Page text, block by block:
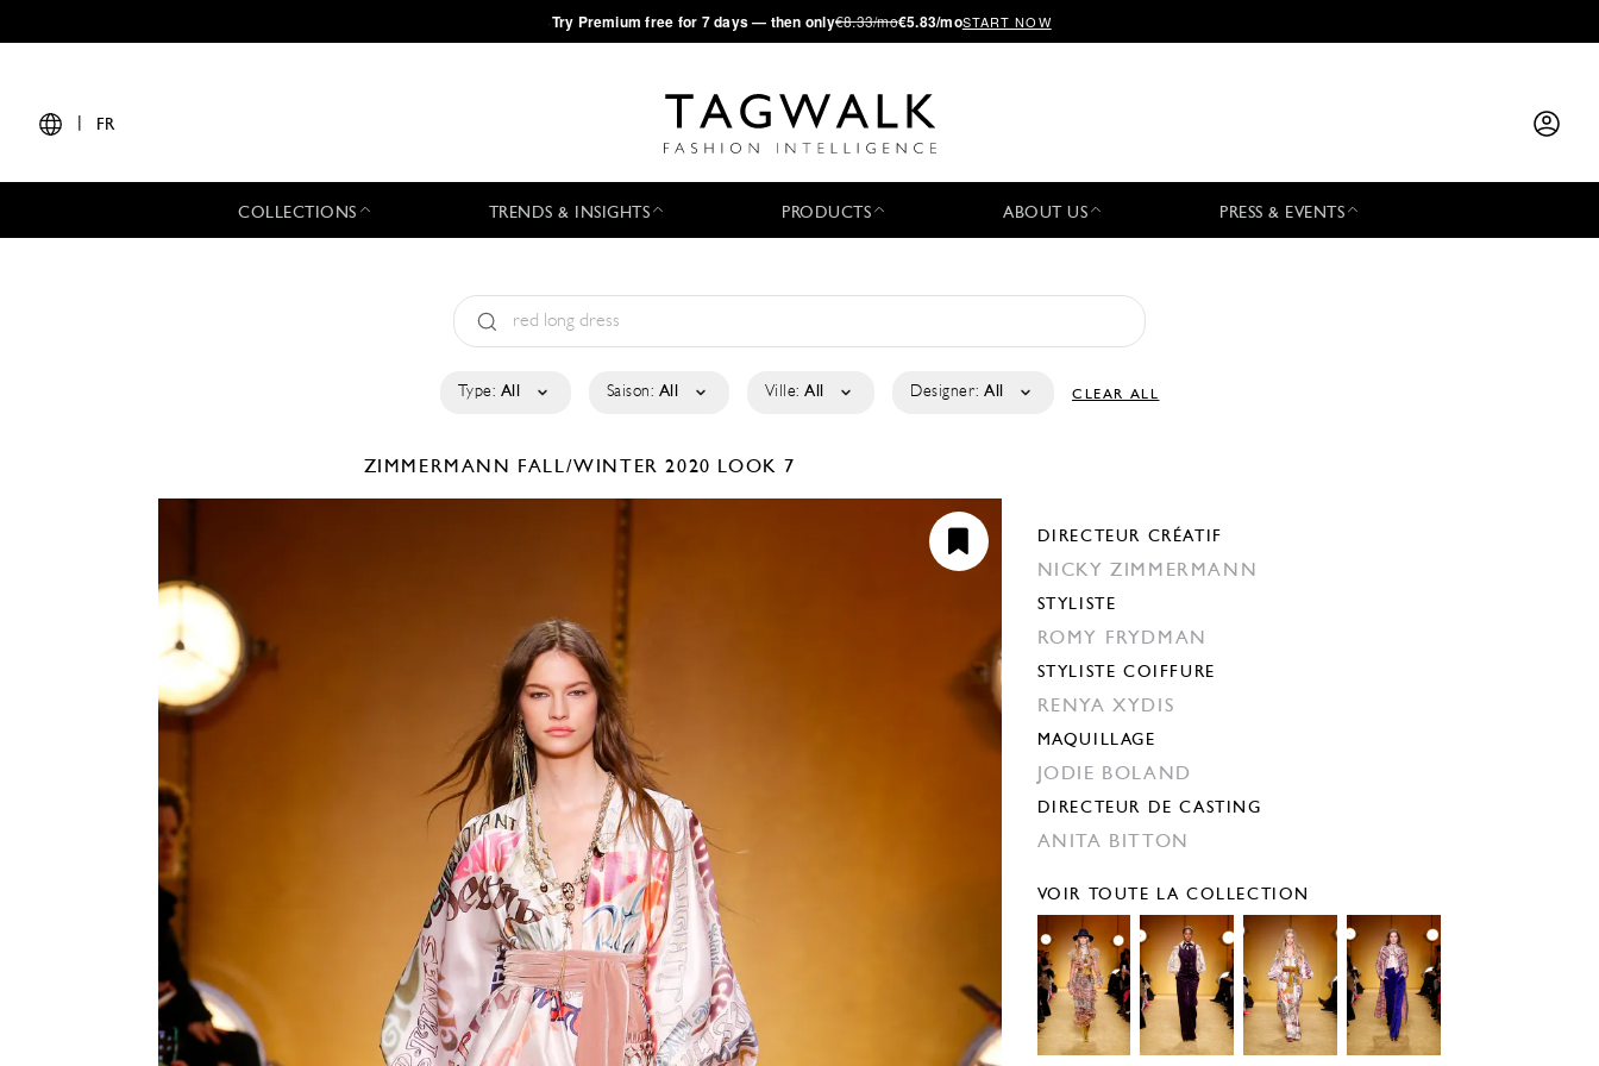
·Try Premium free for 7 days — then only€8.33/mo€5.83/moSTART NOW
FR
COLLECTIONS TRENDS & INSIGHTS PRODUCTS ABOUT US PRESS & EVENTS
Type: All Saison: All Ville: All Designer: All CLEAR ALL
ZIMMERMANN FALL/WINTER 2020 LOOK 7
DIRECTEUR CRÉATIF
NICKY ZIMMERMANN
STYLISTE
ROMY FRYDMAN
STYLISTE COIFFURE
RENYA XYDIS
MAQUILLAGE
JODIE BOLAND
DIRECTEUR DE CASTING
ANITA BITTON
VOIR TOUTE LA COLLECTION